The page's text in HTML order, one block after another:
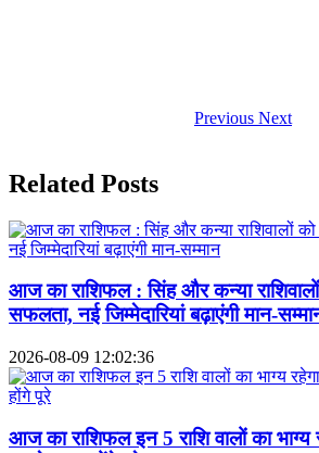
Previous Next
Related Posts
आज का राशिफल : सिंह और कन्या
सफलता, नई जिम्मेदारियां बढ़ाएंगी मान-
2026-08-09 12:02:36
आज का राशिफल इन 5 राशि वालों का भाग्य